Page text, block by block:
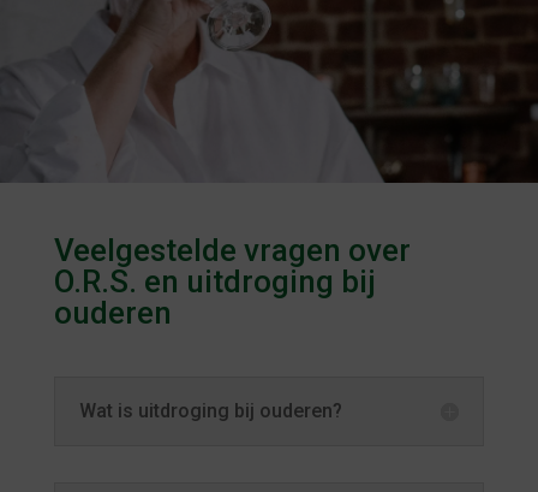
Veelgestelde vragen over
O.R.S. en uitdroging bij
ouderen
Wat is uitdroging bij ouderen?